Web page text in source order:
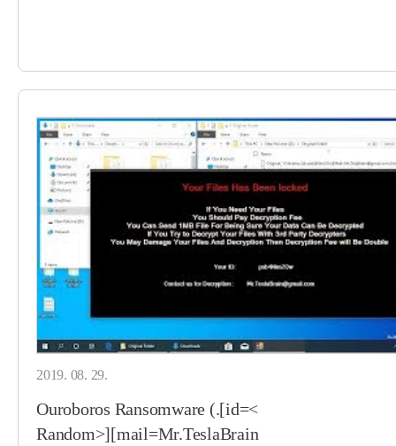
2019. 08. 29.
Ouroboros Ransomware (.[id=<
Random>][mail=Mr.TeslaBrain